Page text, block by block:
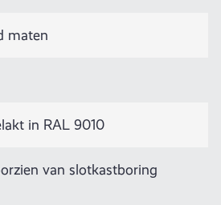
maten
in RAL 9010
van slotkastboring